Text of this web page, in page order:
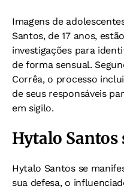
Imagens de
Santos, de 17 anos,
investigações para
de forma sensual.
Corrêa, o processo
de seus responsáveis
em sigilo.
Hytalo
Hytalo Santos se
sua defesa, o